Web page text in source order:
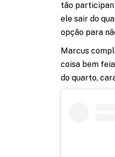
tão
ele sair do
opção para
Marcus
coisa bem
do quarto,